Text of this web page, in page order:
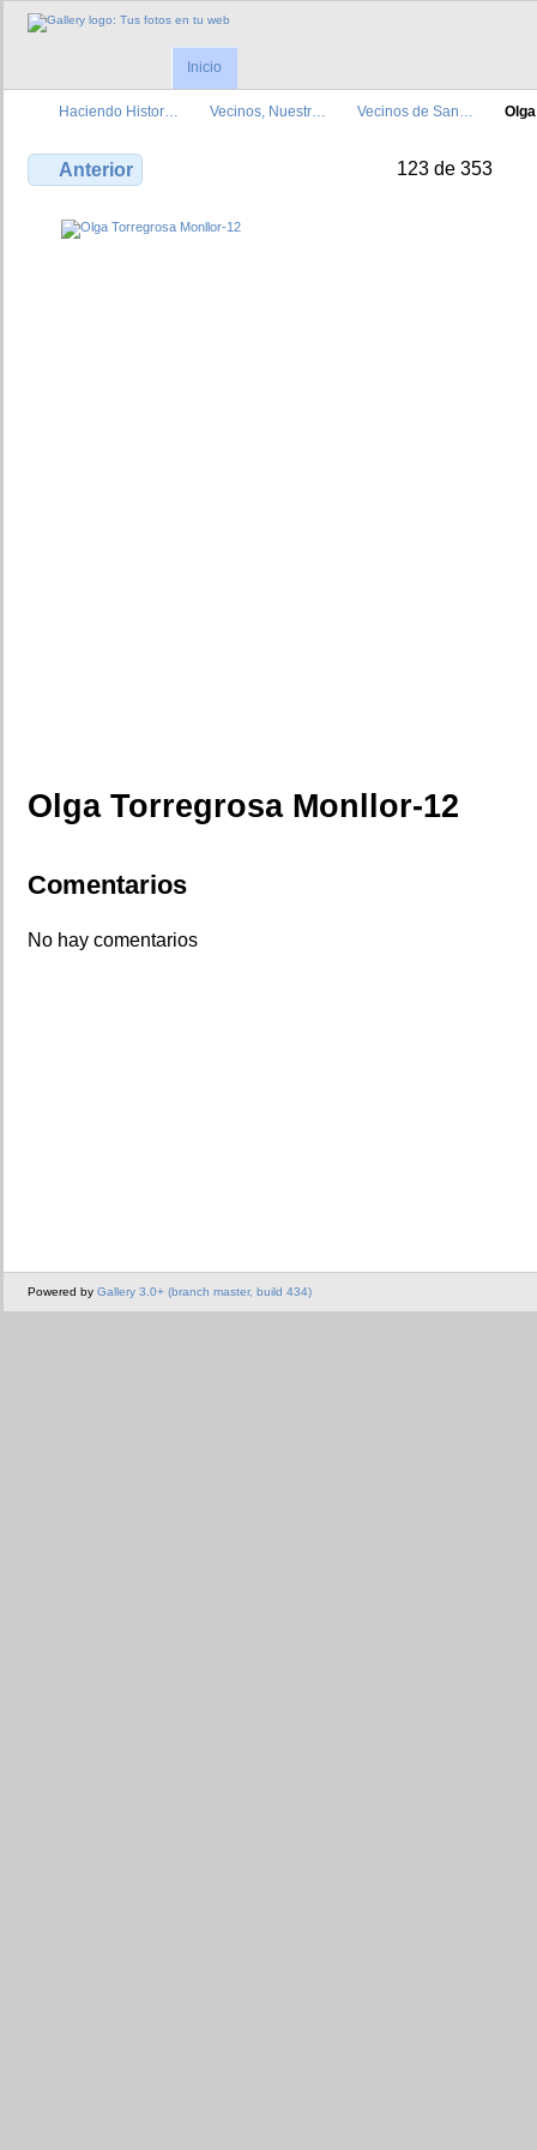
Inicio
Haciendo Histor… Vecinos, Nuestr… Vecinos de San…
Anterior 123 de 353
Olga Torregrosa Monllor-12
Comentarios
No hay comentarios
Powered by Gallery 3.0+ (branch master, build 434)